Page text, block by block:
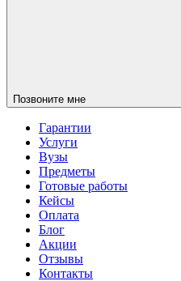
Позвоните мне
Гарантии
Услуги
Вузы
Предметы
Готовые работы
Кейсы
Оплата
Блог
Акции
Отзывы
Контакты